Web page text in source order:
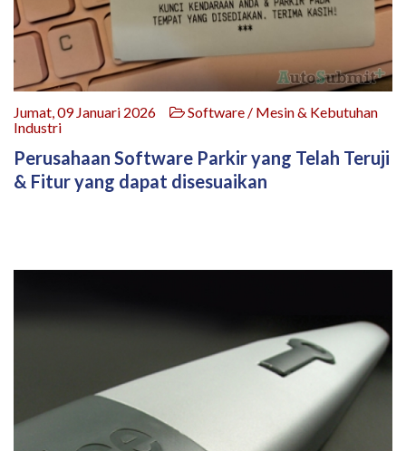
Jumat, 09 Januari 2026
Software / Mesin & Kebutuhan
Industri
Perusahaan Software Parkir yang Telah Teruji
& Fitur yang dapat disesuaikan